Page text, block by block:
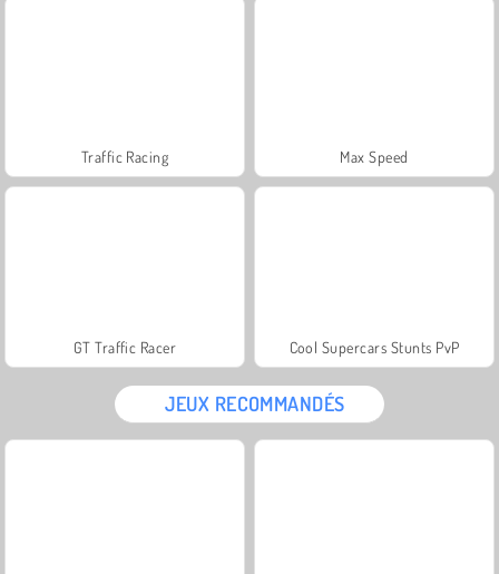
Traffic Racing Max Speed
GT Traffic Racer Cool Supercars Stunts PvP
JEUX RECOMMANDÉS